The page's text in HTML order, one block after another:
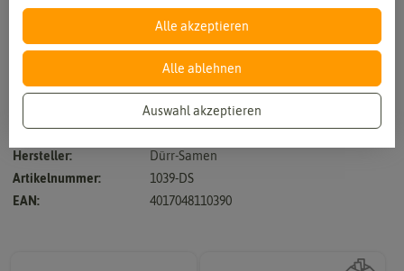
Vergrößern durch berühren
schnellwachsende, aufrechte Sorte, bildet sehr schöne Rosetten
Hersteller:
Dürr-Samen
Artikelnummer:
1039-DS
EAN:
4017048110390
Alle akzeptieren
Alle ablehnen
Auswahl akzeptieren